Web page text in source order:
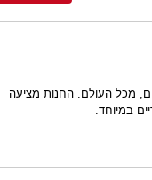
מכל העולם. החנות מציעה
במיוחד.